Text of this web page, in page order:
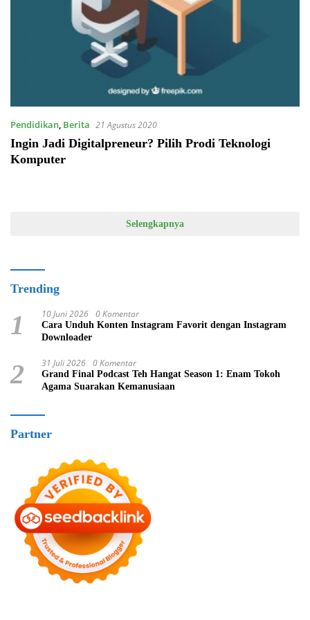
Pendidikan, Berita 21 Agustus 2020
Ingin Jadi Digitalpreneur? Pilih Prodi Teknologi
Komputer
Selengkapnya
Trending
1 10 Juni 2026 0 Komentar
Cara Unduh Konten Instagram Favorit dengan Instagram
Downloader
2 31 Juli 2026 0 Komentar
Grand Final Podcast Teh Hangat Season 1: Enam Tokoh
Agama Suarakan Kemanusiaan
Partner